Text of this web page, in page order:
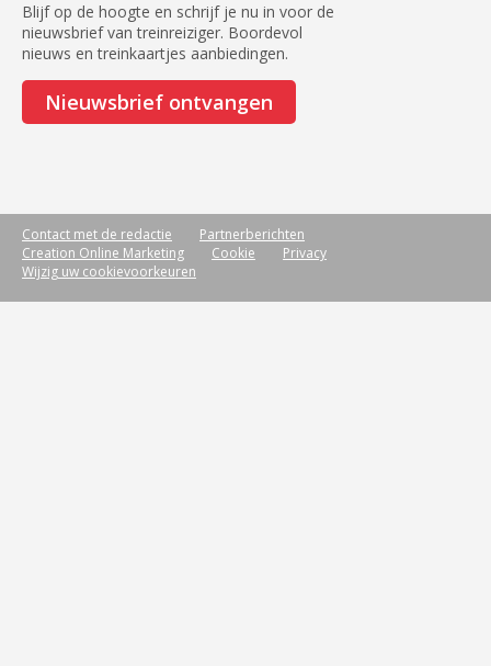
Blijf op de hoogte en schrijf je nu in voor de
nieuwsbrief van treinreiziger. Boordevol
nieuws en treinkaartjes aanbiedingen.
Nieuwsbrief ontvangen
Contact met de redactie
Partnerberichten
Creation Online Marketing
Cookie
Privacy
Wijzig uw cookievoorkeuren